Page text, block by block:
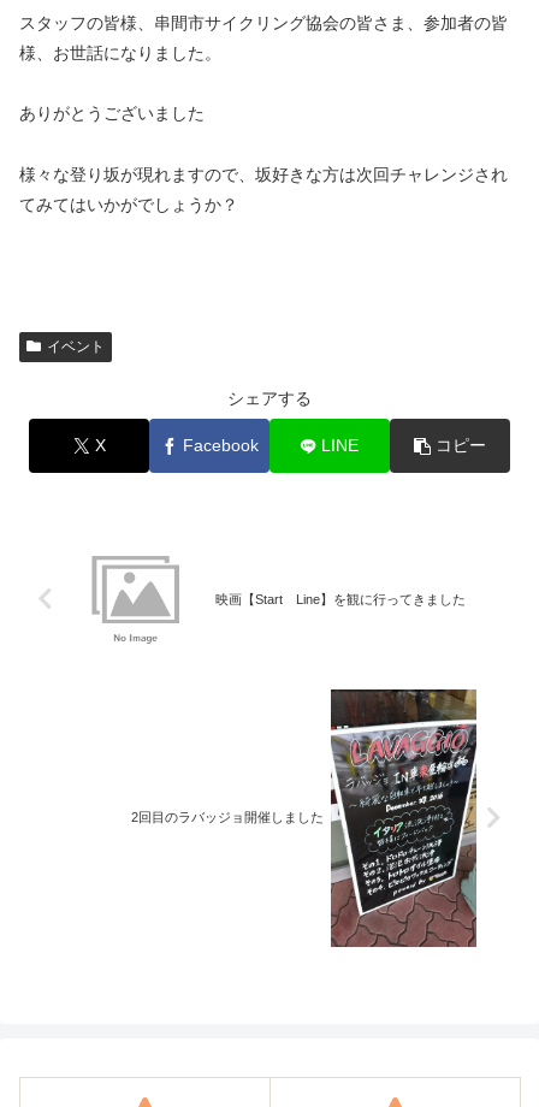
スタッフの皆様、串間市サイクリング協会の皆さま、参加者の皆
様、お世話になりました。
ありがとうございました
様々な登り坂が現れますので、坂好きな方は次回チャレンジされ
てみてはいかがでしょうか？
イベント
シェアする
X Facebook LINE コピー
映画【Start Line】を観に行ってきました
2回目のラバッジョ開催しました